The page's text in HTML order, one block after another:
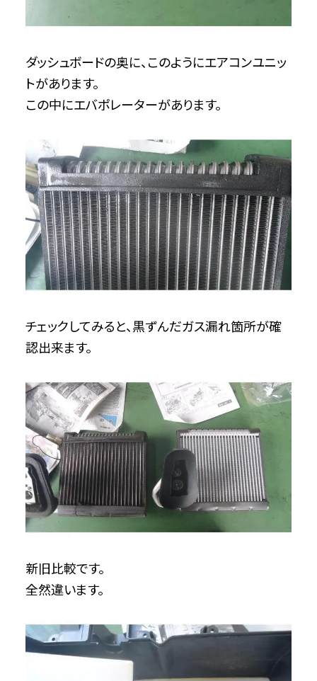
ダッシュボードの奥に、このようにエアコンユニッ
トがあります。
この中にエバポレーターがあります。
チェックしてみると、黒ずんだガス漏れ箇所が確
認出来ます。
新旧比較です。
全然違います。